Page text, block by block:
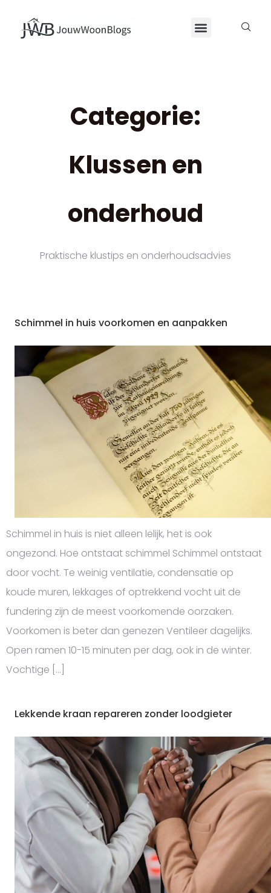
Categorie:
Klussen en
onderhoud
Praktische klustips en onderhoudsadvies
Schimmel in huis voorkomen en aanpakken
Schimmel in huis is niet alleen lelijk, het is ook
ongezond. Hoe ontstaat schimmel Schimmel ontstaat
door vocht. Te weinig ventilatie, condensatie op
koude muren, lekkages of optrekkend vocht uit de
fundering zijn de meest voorkomende oorzaken.
Voorkomen is beter dan genezen Ventileer dagelijks.
Open ramen 10-15 minuten per dag, ook in de winter.
Vochtige […]
Lekkende kraan repareren zonder loodgieter